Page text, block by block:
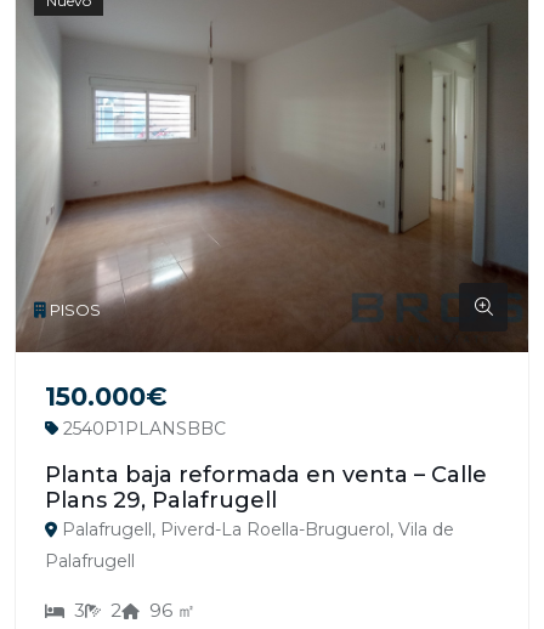
PISOS
150.000€
2540P1PLANSBBC
Planta baja reformada en venta – Calle
Plans 29, Palafrugell
Palafrugell, Piverd-La Roella-Bruguerol, Vila de
Palafrugell
3 2 96 ㎡